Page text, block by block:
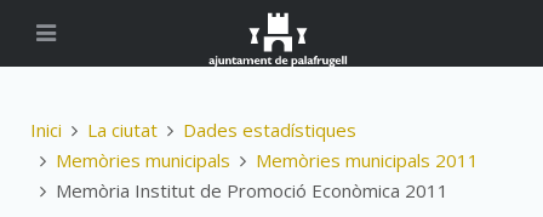
Inici La ciutat
Dades estadístiques
Memòries municipals
Memòries municipals 2011
Memòria Institut de Promoció Econòmica 2011